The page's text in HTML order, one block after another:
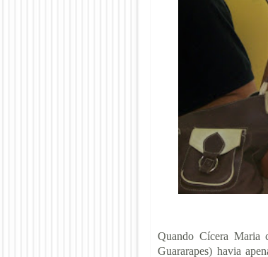
Quando Cícera Maria
Guararapes) havia